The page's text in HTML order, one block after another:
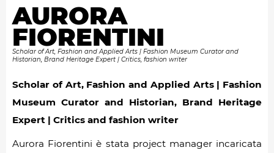
AURORA
FIORENTINI
Scholar of Art, Fashion and Applied Arts | Fashion Museum Curator and
Historian, Brand Heritage Expert | Critics, fashion writer
Scholar of Art, Fashion and Applied Arts | Fashion
Museum Curator and Historian, Brand Heritage
Expert | Critics and fashion writer
Aurora Fiorentini è stata project manager incaricata